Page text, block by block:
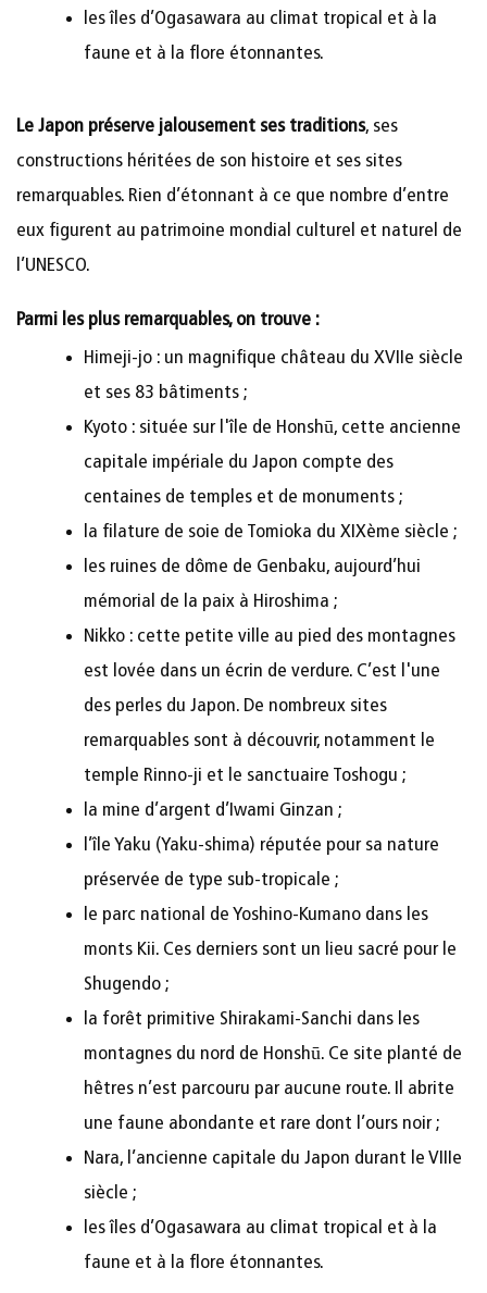
les îles d’Ogasawara au climat tropical et à la
faune et à la flore étonnantes.
Le Japon préserve jalousement ses traditions, ses
constructions héritées de son histoire et ses sites
remarquables. Rien d’étonnant à ce que nombre d’entre
eux figurent au patrimoine mondial culturel et naturel de
l’UNESCO.
Parmi les plus remarquables, on trouve :
Himeji-jo : un magnifique château du XVIIe siècle
et ses 83 bâtiments ;
Kyoto : située sur l'île de Honshū, cette ancienne
capitale impériale du Japon compte des
centaines de temples et de monuments ;
la filature de soie de Tomioka du XIXème siècle ;
les ruines de dôme de Genbaku, aujourd’hui
mémorial de la paix à Hiroshima ;
Nikko : cette petite ville au pied des montagnes
est lovée dans un écrin de verdure. C’est l'une
des perles du Japon. De nombreux sites
remarquables sont à découvrir, notamment le
temple Rinno-ji et le sanctuaire Toshogu ;
la mine d’argent d’Iwami Ginzan ;
l’île Yaku (Yaku-shima) réputée pour sa nature
préservée de type sub-tropicale ;
le parc national de Yoshino-Kumano dans les
monts Kii. Ces derniers sont un lieu sacré pour le
Shugendo ;
la forêt primitive Shirakami-Sanchi dans les
montagnes du nord de Honshū. Ce site planté de
hêtres n’est parcouru par aucune route. Il abrite
une faune abondante et rare dont l’ours noir ;
Nara, l’ancienne capitale du Japon durant le VIIIe
siècle ;
les îles d’Ogasawara au climat tropical et à la
faune et à la flore étonnantes.